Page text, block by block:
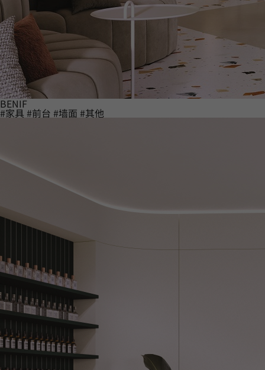
BENIF
#家具 #前台 #墙面 #其他